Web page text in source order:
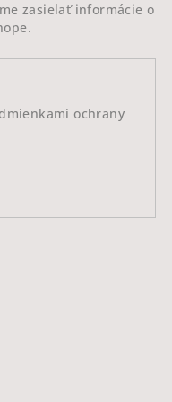
zasielať informácie o
ochrany